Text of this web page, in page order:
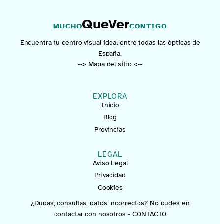
MUCHOQueVerCONTIGO
Encuentra tu centro visual ideal entre todas las ópticas de
España.
--> Mapa del sitio <--
EXPLORA
Inicio
Blog
Provincias
LEGAL
Aviso Legal
Privacidad
Cookies
¿Dudas, consultas, datos incorrectos? No dudes en
contactar con nosotros - CONTACTO